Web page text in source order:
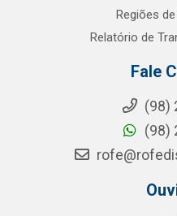
Regiões
Relatório de
Fale
(98)
(98)